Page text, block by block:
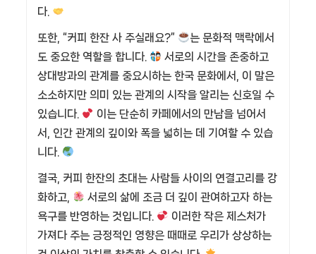
다.
또한, “커피 한잔 사 주실래요?”
는 문화적 맥락에서
도 중요한 역할을 합니다.
서로의 시간을 존중하고
상대방과의 관계를 중요시하는 한국 문화에서, 이 말은
소소하지만 의미 있는 관계의 시작을 알리는 신호일 수
있습니다.
이는 단순히 카페에서의 만남을 넘어서
서, 인간 관계의 깊이와 폭을 넓히는 데 기여할 수 있습
니다.
결국, 커피 한잔의 초대는 사람들 사이의 연결고리를 강
화하고,
서로의 삶에 조금 더 깊이 관여하고자 하는
욕구를 반영하는 것입니다.
이러한 작은 제스처가
가져다 주는 긍정적인 영향은 때때로 우리가 상상하는